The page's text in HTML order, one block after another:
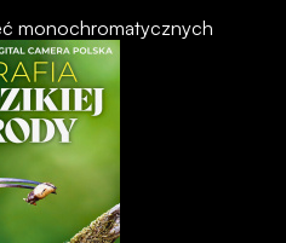
monochromatycznych